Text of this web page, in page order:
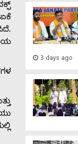
3 days ago